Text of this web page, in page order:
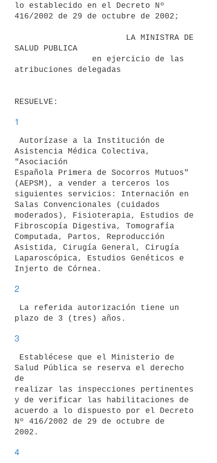
lo establecido en el Decreto Nº
416/2002 de 29 de octubre de 2002;
SALUD PUBLICA
atribuciones delegadas
1
Asistencia Médica Colectiva,
"Asociación
Española Primera de Socorros Mutuos"
(AEPSM), a vender a terceros los
siguientes servicios: Internación en
Salas Convencionales (cuidados
moderados), Fisioterapia, Estudios de
Fibroscopía Digestiva, Tomografía
Computada, Partos, Reproducción
Asistida, Cirugía General, Cirugía
Laparoscópica, Estudios Genéticos e
2
3
Salud Pública se reserva el derecho
de
realizar las inspecciones pertinentes
y de verificar las habilitaciones de
acuerdo a lo dispuesto por el Decreto
Nº 416/2002 de 29 de octubre de
4